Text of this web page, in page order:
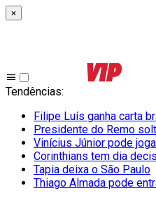
×
Tendências:
Filipe Luís ganha carta
Presidente do Remo
Vinícius Júnior pode
Corinthians tem dia
Tapia deixa o São Paulo
Thiago Almada pode